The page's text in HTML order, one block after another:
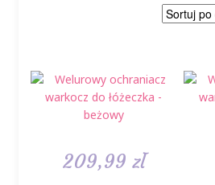
209,99 zł